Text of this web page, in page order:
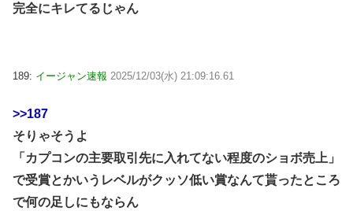
完全にキレてるじゃん
189: イージャン速報 2025/12/03(水) 21:09:16.61
>>187
そりゃそうよ
「カプコンの主要取引先に入れてない程度のショボ売上」
で受賞とかいうレベルがクッソ低い賞なんて貰ったところ
で何の足しにもならん